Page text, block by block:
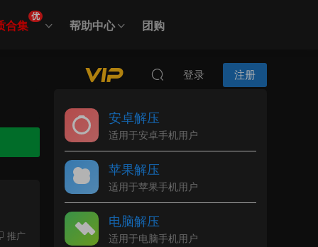
合集
优
帮助中心 团购
登录 注册
推广
安卓解压
适用于安卓手机用户
苹果解压
适用于苹果手机用户
电脑解压
适用于电脑手机用户